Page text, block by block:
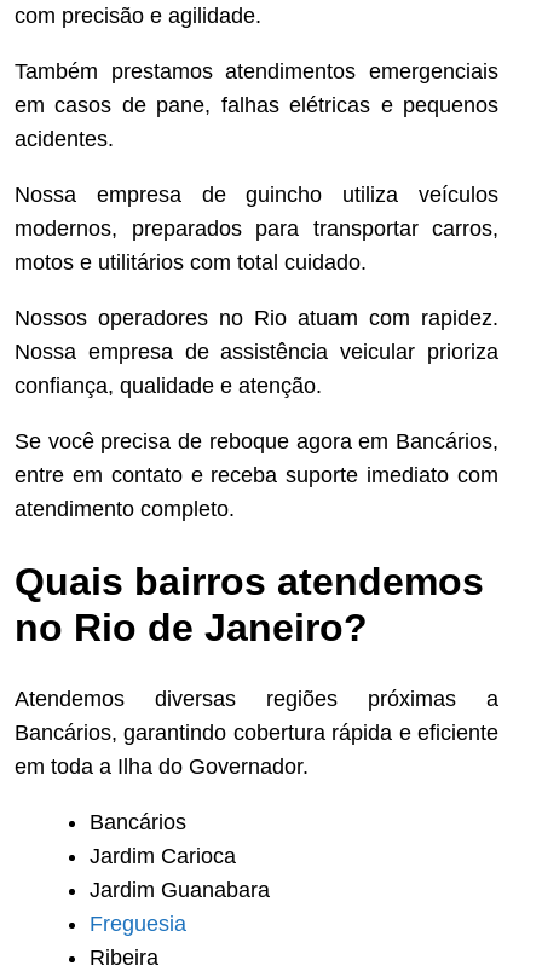
com precisão e agilidade.
Também prestamos atendimentos emergenciais
em casos de pane, falhas elétricas e pequenos
acidentes.
Nossa empresa de guincho utiliza veículos
modernos, preparados para transportar carros,
motos e utilitários com total cuidado.
Nossos operadores no Rio atuam com rapidez.
Nossa empresa de assistência veicular prioriza
confiança, qualidade e atenção.
Se você precisa de reboque agora em Bancários,
entre em contato e receba suporte imediato com
atendimento completo.
Quais bairros atendemos
no Rio de Janeiro?
Atendemos diversas regiões próximas a
Bancários, garantindo cobertura rápida e eficiente
em toda a Ilha do Governador.
Bancários
Jardim Carioca
Jardim Guanabara
Freguesia
Ribeira